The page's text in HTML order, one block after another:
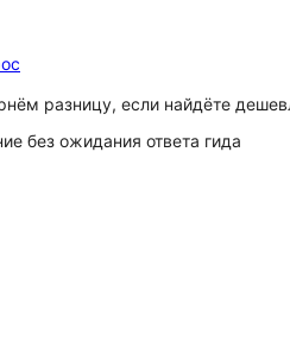
разницу, если найдёте
без ожидания ответа гида